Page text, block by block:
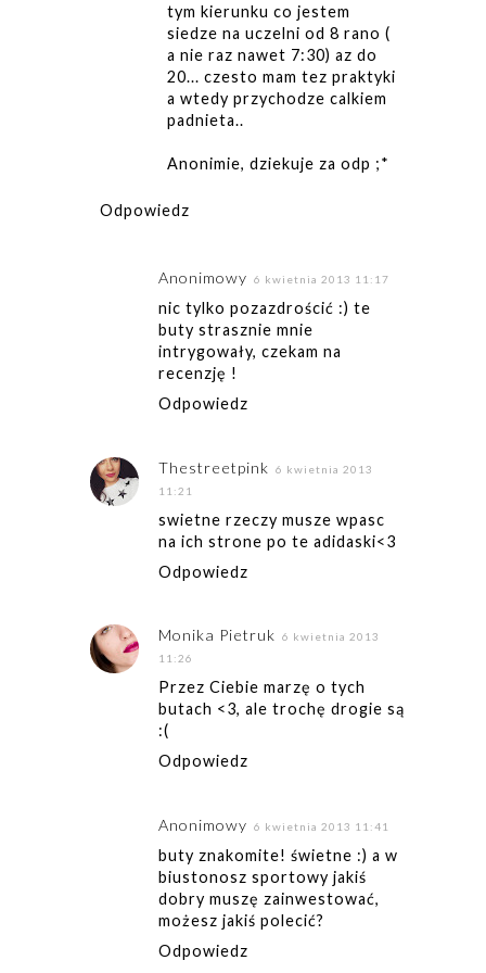
tym kierunku co jestem
siedze na uczelni od 8 rano (
a nie raz nawet 7:30) az do
20... czesto mam tez praktyki
a wtedy przychodze calkiem
padnieta..
Anonimie, dziekuje za odp ;*
Odpowiedz
Anonimowy 6 kwietnia 2013 11:17
nic tylko pozazdrościć :) te
buty strasznie mnie
intrygowały, czekam na
recenzję !
Odpowiedz
Thestreetpink 6 kwietnia 2013
11:21
swietne rzeczy musze wpasc
na ich strone po te adidaski<3
Odpowiedz
Monika Pietruk 6 kwietnia 2013
11:26
Przez Ciebie marzę o tych
butach <3, ale trochę drogie są
:(
Odpowiedz
Anonimowy 6 kwietnia 2013 11:41
buty znakomite! świetne :) a w
biustonosz sportowy jakiś
dobry muszę zainwestować,
możesz jakiś polecić?
Odpowiedz